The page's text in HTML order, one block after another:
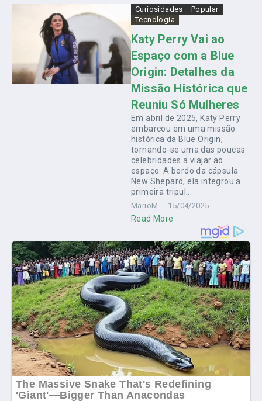
Curiosidades
Popular
Tecnologia
Katy Perry Vai ao
Espaço com a Blue
Origin: Detalhes da
Missão Histórica que
Reuniu Só Mulheres
Em abril de 2025, Katy Perry
embarcou em uma missão
histórica da Blue Origin,
tornando-se uma das poucas
celebridades a viajar ao
espaço. A bordo da cápsula
New Shepard, ela integrou a
primeira tripul...
MarioM 15/04/2025
Read More